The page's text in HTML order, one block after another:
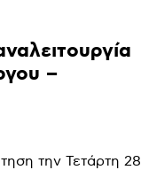
–
την Τετάρτη 28